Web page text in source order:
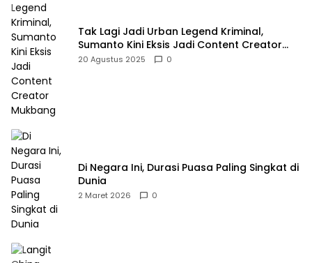
Tak Lagi Jadi Urban Legend Kriminal,
Sumanto Kini Eksis Jadi Content Creator
Mukbang
20 Agustus 2025 0
Di Negara Ini, Durasi Puasa Paling Singkat di
Dunia
2 Maret 2026 0